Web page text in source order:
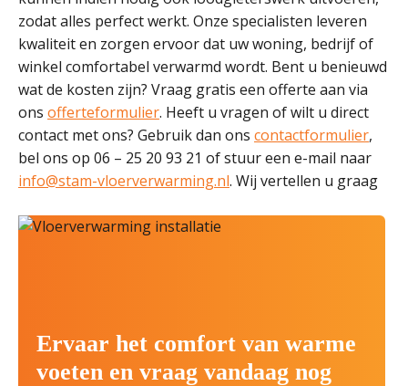
zodat alles perfect werkt. Onze specialisten leveren
kwaliteit en zorgen ervoor dat uw woning, bedrijf of
winkel comfortabel verwarmd wordt. Bent u benieuwd
wat de kosten zijn? Vraag gratis een offerte aan via
ons offerteformulier. Heeft u vragen of wilt u direct
contact met ons? Gebruik dan ons contactformulier,
bel ons op 06 – 25 20 93 21 of stuur een e-mail naar
info@stam-vloerverwarming.nl. Wij vertellen u graag
Ervaar het comfort van warme
voeten en vraag vandaag nog